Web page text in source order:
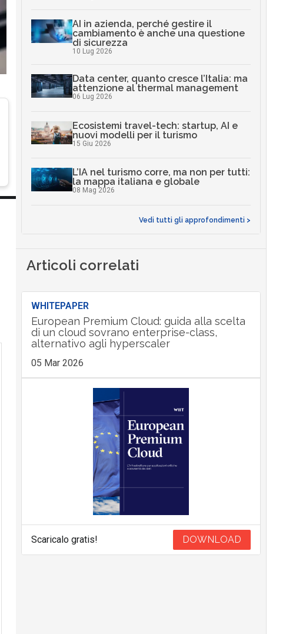
AI in azienda, perché gestire il
cambiamento è anche una questione
di sicurezza
10 Lug 2026
Data center, quanto cresce l’Italia: ma
attenzione al thermal management
06 Lug 2026
Ecosistemi travel-tech: startup, AI e
nuovi modelli per il turismo
15 Giu 2026
L’IA nel turismo corre, ma non per tutti:
la mappa italiana e globale
08 Mag 2026
Vedi tutti gli approfondimenti >
Articoli correlati
WHITEPAPER
European Premium Cloud: guida alla scelta
di un cloud sovrano enterprise-class,
alternativo agli hyperscaler
05 Mar 2026
Scaricalo gratis! DOWNLOAD